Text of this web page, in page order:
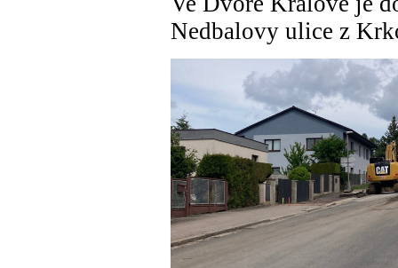
Nedbalovy ulice z